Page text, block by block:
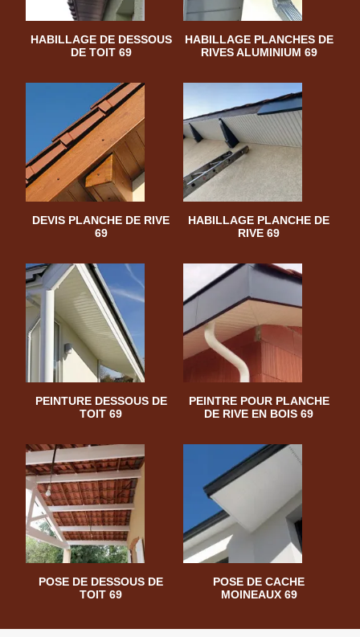
HABILLAGE DE DESSOUS
DE TOIT 69
HABILLAGE PLANCHES DE
RIVES ALUMINIUM 69
DEVIS PLANCHE DE RIVE
69
HABILLAGE PLANCHE DE
RIVE 69
PEINTURE DESSOUS DE
TOIT 69
PEINTRE POUR PLANCHE
DE RIVE EN BOIS 69
POSE DE DESSOUS DE
TOIT 69
POSE DE CACHE
MOINEAUX 69